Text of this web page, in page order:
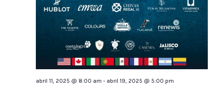
abril 11, 2025 @ 8:00 am - abril 19, 2025 @ 5:00 pm